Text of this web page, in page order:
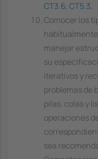
CT3.6, CT5.3,
Comocer los
manejar
su
iterativos y
problemas de
pilas, colas y
operaciones
sea